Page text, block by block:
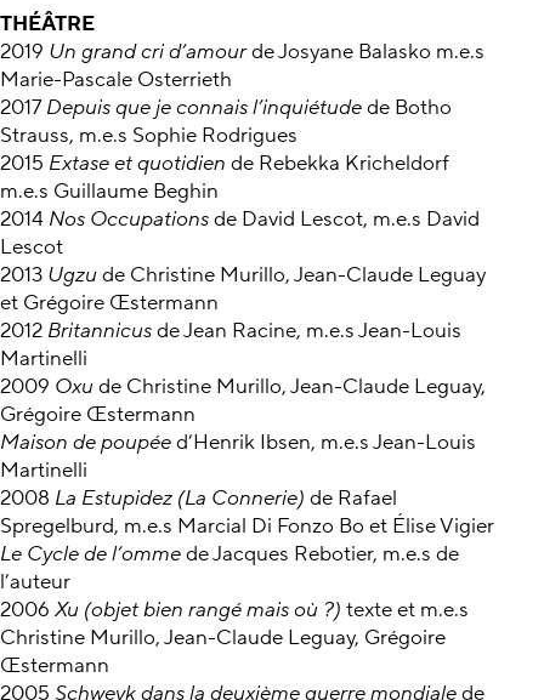
THÉÂTRE
2019 Un grand cri d’amourde Josyane Balasko m.e.s
Marie-Pascale Osterrieth
2017 Depuis que je connais l’inquiétudede Botho
Strauss, m.e.s Sophie Rodrigues
2015 Extase et quotidien de Rebekka Kricheldorf
m.e.s Guillaume Beghin
2014 Nos Occupationsde David Lescot, m.e.s David
Lescot
2013 Ugzude Christine Murillo, Jean-Claude Leguay
et Grégoire Œstermann
2012 Britannicusde Jean Racine, m.e.s Jean-Louis
Martinelli
2009 Oxude Christine Murillo, Jean-Claude Leguay,
Grégoire Œstermann
Maison de poupéed’Henrik Ibsen, m.e.s Jean-Louis
Martinelli
2008 La Estupidez (La Connerie) de Rafael
Spregelburd, m.e.s Marcial Di Fonzo Bo et Élise Vigier
Le Cycle de l’ommede Jacques Rebotier, m.e.s de
l’auteur
2006 Xu (objet bien rangé mais où ?) texte et m.e.s
Christine Murillo, Jean-Claude Leguay, Grégoire
Œstermann
2005 Schweyk dans la deuxième guerre mondialede